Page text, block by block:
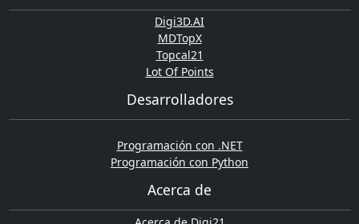
Digi3D.AI
MDTopX
Topcal21
Lot Of Points
Desarrolladores
Programación con .NET
Programación con Python
Acerca de